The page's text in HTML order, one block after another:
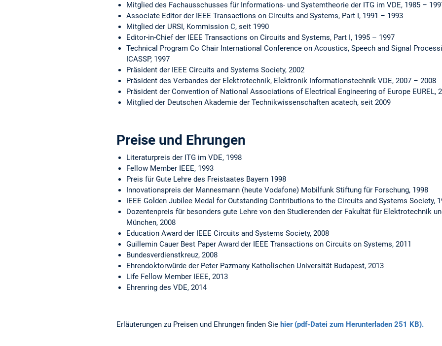
Mitglied des Fachausschusses für Informations- und Systemtheorie der ITG im VDE, 1985 –
Associate Editor der IEEE Transactions on Circuits and Systems, Part I, 1991 – 1993
Mitglied der URSI, Kommission C, seit 1990
Editor-in-Chief der IEEE Transactions on Circuits and Systems, Part I, 1995 – 1997
Technical Program Co Chair International Conference on Acoustics, Speech and Signal
ICASSP, 1997
Präsident der IEEE Circuits and Systems Society, 2002
Präsident des Verbandes der Elektrotechnik, Elektronik Informationstechnik VDE, 2007 – 2008
Präsident der Convention of National Associations of Electrical Engineering of Europe EUREL,
Mitglied der Deutschen Akademie der Technikwissenschaften acatech, seit 2009
Preise und Ehrungen
Literaturpreis der ITG im VDE, 1998
Fellow Member IEEE, 1993
Preis für Gute Lehre des Freistaates Bayern 1998
Innovationspreis der Mannesmann (heute Vodafone) Mobilfunk Stiftung für Forschung, 1998
IEEE Golden Jubilee Medal for Outstanding Contributions to the Circuits and Systems Society,
Dozentenpreis für besonders gute Lehre von den Studierenden der Fakultät für Elektrotechnik
München, 2008
Education Award der IEEE Circuits and Systems Society, 2008
Guillemin Cauer Best Paper Award der IEEE Transactions on Circuits on Systems, 2011
Bundesverdienstkreuz, 2008
Ehrendoktorwürde der Peter Pazmany Katholischen Universität Budapest, 2013
Life Fellow Member IEEE, 2013
Ehrenring des VDE, 2014
Erläuterungen zu Preisen und Ehrungen finden Sie hier (pdf-Datei zum Herunterladen 251 KB).